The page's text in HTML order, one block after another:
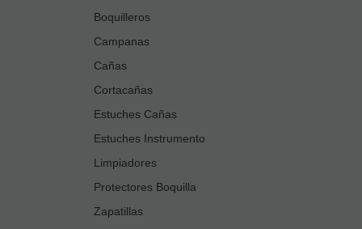
Boquilleros
Campanas
Cañas
Cortacañas
Estuches Cañas
Estuches Instrumento
Limpiadores
Protectores Boquilla
Zapatillas